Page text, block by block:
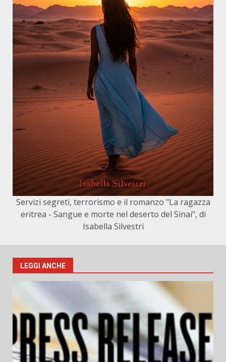
Servizi segreti, terrorismo e il romanzo "La ragazza
eritrea - Sangue e morte nel deserto del Sinai", di
Isabella Silvestri
LEGGI ANCHE